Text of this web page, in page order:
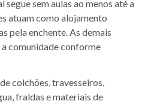
segue sem aulas ao menos até a
atuam como alojamento
pela enchente. As demais
comunidade conforme
colchões, travesseiros,
fraldas e materiais de